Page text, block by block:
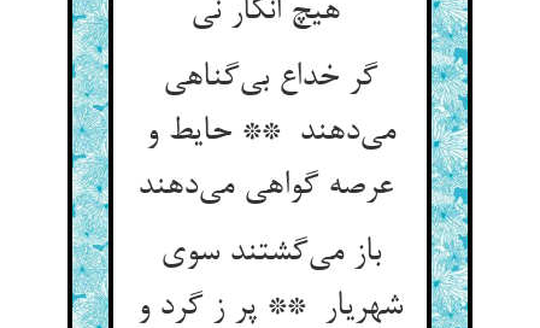
گر خداع بی‌گناهی
می‌دهند ** حایط و
باز می‌گشتند سوی
شهریار ** پر ز گرد و